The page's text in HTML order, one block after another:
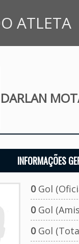
ATLETA
DARLAN
INFORMAÇÕES
0Gol
0Gol
0Gol